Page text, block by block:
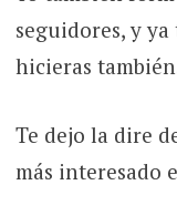
seguidores, y
hicieras
Te dejo la dire
más interesado